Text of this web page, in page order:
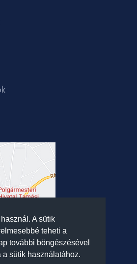
A sütik
teheti a
további böngészésével
a sütik használatához.